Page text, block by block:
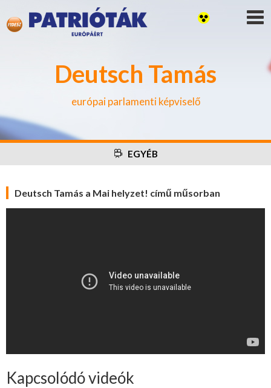
Deutsch Tamás
európai parlamenti képviselő
EGYÉB
Deutsch Tamás a Mai helyzet! című műsorban
Kapcsolódó videók